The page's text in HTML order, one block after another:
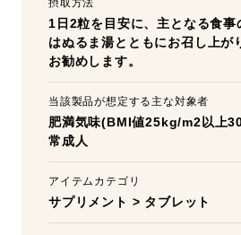
摂取方法
1日2粒を目安に、主となる食事
はぬるま湯とともにお召し上が
お勧めします。
当該製品が想定する主な対象者
肥満気味(BMI値25kg/m2以上
常成人
アイテムカテゴリ
サプリメント > タブレット